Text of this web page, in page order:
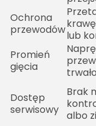
Ochrona
przewodówlub
Promień
gięcia
Dostęp
serwisowy
Brak
albo